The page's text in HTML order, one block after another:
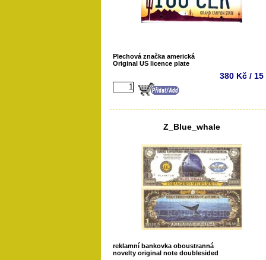
Plechová značka americká
Original US licence plate
380 Kč / 15
Z_Blue_whale
reklamní bankovka oboustranná
novelty original note doublesided